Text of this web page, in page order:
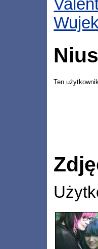
Ten